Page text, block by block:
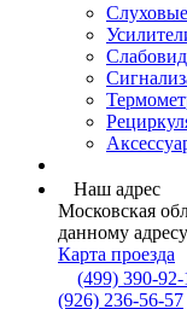
Наш адрес
Московская
данному
Карта проезда
(499) 390-92-
(926) 236-56-57